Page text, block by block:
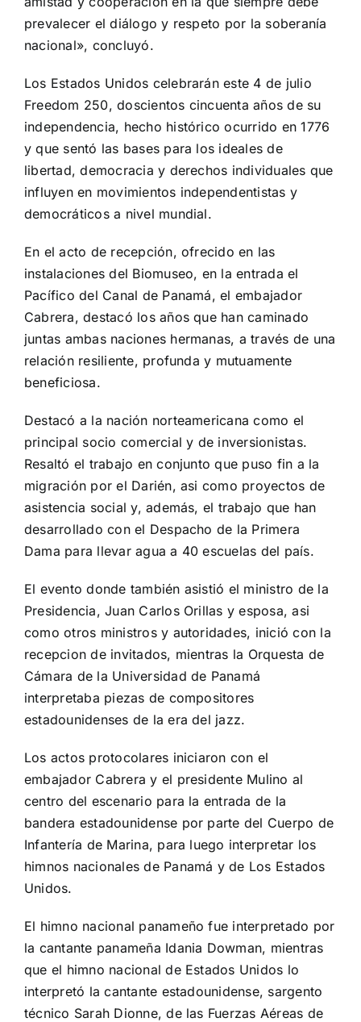
prevalecer el diálogo y respeto por la soberanía
nacional», concluyó.
Los Estados Unidos celebrarán este 4 de julio
Freedom 250, doscientos cincuenta años de su
independencia, hecho histórico ocurrido en 1776
y que sentó las bases para los ideales de
libertad, democracia y derechos individuales que
influyen en movimientos independentistas y
democráticos a nivel mundial.
En el acto de recepción, ofrecido en las
instalaciones del Biomuseo, en la entrada el
Pacífico del Canal de Panamá, el embajador
Cabrera, destacó los años que han caminado
juntas ambas naciones hermanas, a través de una
relación resiliente, profunda y mutuamente
beneficiosa.
Destacó a la nación norteamericana como el
principal socio comercial y de inversionistas.
Resaltó el trabajo en conjunto que puso fin a la
migración por el Darién, asi como proyectos de
asistencia social y, además, el trabajo que han
desarrollado con el Despacho de la Primera
Dama para llevar agua a 40 escuelas del país.
El evento donde también asistió el ministro de la
Presidencia, Juan Carlos Orillas y esposa, asi
como otros ministros y autoridades, inició con la
recepcion de invitados, mientras la Orquesta de
Cámara de la Universidad de Panamá
interpretaba piezas de compositores
estadounidenses de la era del jazz.
Los actos protocolares iniciaron con el
embajador Cabrera y el presidente Mulino al
centro del escenario para la entrada de la
bandera estadounidense por parte del Cuerpo de
Infantería de Marina, para luego interpretar los
himnos nacionales de Panamá y de Los Estados
Unidos.
El himno nacional panameño fue interpretado por
la cantante panameña Idania Dowman, mientras
que el himno nacional de Estados Unidos lo
interpretó la cantante estadounidense, sargento
técnico Sarah Dionne, de las Fuerzas Aéreas de